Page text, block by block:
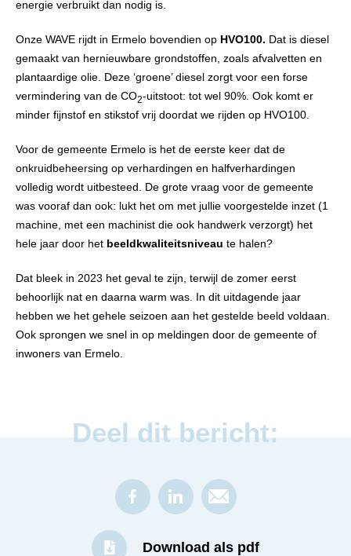
energie verbruikt dan nodig is.
Onze WAVE rijdt in Ermelo bovendien op HVO100. Dat is diesel
gemaakt van hernieuwbare grondstoffen, zoals afvalvetten en
plantaardige olie. Deze ‘groene’ diesel zorgt voor een forse
vermindering van de CO2-uitstoot: tot wel 90%. Ook komt er
minder fijnstof en stikstof vrij doordat we rijden op HVO100.
Voor de gemeente Ermelo is het de eerste keer dat de
onkruidbeheersing op verhardingen en halfverhardingen
volledig wordt uitbesteed. De grote vraag voor de gemeente
was vooraf dan ook: lukt het om met jullie voorgestelde inzet (1
machine, met een machinist die ook handwerk verzorgt) het
hele jaar door het beeldkwaliteitsniveau te halen?
Dat bleek in 2023 het geval te zijn, terwijl de zomer eerst
behoorlijk nat en daarna warm was. In dit uitdagende jaar
hebben we het gehele seizoen aan het gestelde beeld voldaan.
Ook sprongen we snel in op meldingen door de gemeente of
inwoners van Ermelo.
Deel dit bericht:
Download als pdf